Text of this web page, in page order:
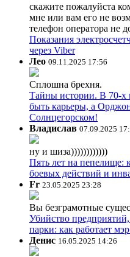
скажите пожалуйста
мне или вам его не
телефон оператора не
Показания
через Viber
Лео 09.11.2025 17:56
Сплошна брехня.
Тайны истории. В 70-х
быть карьеры, а
Солнцегорском!
Владислав 07.09.2025
ну и шиза))))))))))))
Пять лет на пепелище:
боевых действий и
Fr 23.05.2025 23:28
Вы безграмотные
Убийство
парки: как работает
Денис 16.05.2025 14:26